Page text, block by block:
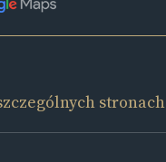
stronach